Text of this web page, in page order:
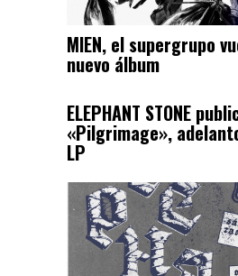
MIEN, el supergrupo
nuevo álbum
ELEPHANT STONE
«Pilgrimage»,
LP